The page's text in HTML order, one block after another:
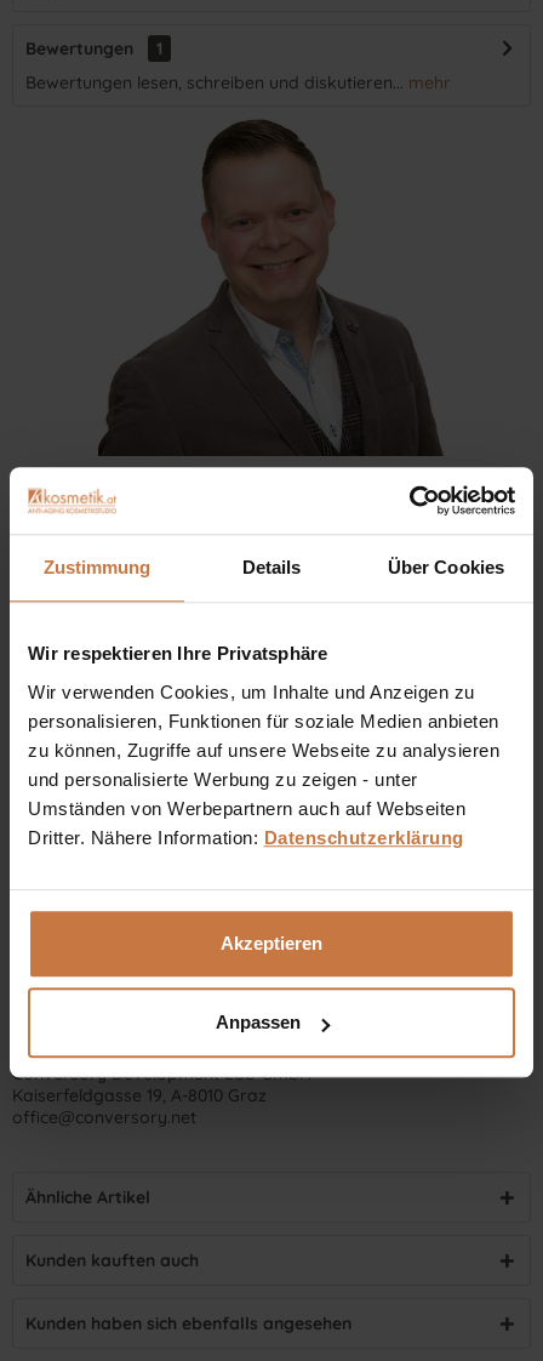
Zustimmung Details Über Cookies
Wir respektieren Ihre Privatsphäre
Wir verwenden Cookies, um Inhalte und Anzeigen zu
personalisieren, Funktionen für soziale Medien anbieten
zu können, Zugriffe auf unsere Webseite zu analysieren
und personalisierte Werbung zu zeigen - unter
Umständen von Werbepartnern auch auf Webseiten
Dritter. Nähere Information: Datenschutzerklärung
Akzeptieren
Anpassen
Bewertungen
1
Bewertungen lesen, schreiben und diskutieren... mehr
Sie haben eine Frage? Sie wünschen sich eine
Produktberatung oder wollen nur wissen, wie man das
kosmetische Produkt richtig anwendet?
+43 (0)699 17 310 310
Dennis Grischek, Inhaber Kosmetikstudio in Graz & kosmetik.at
Hersteller-Kontaktinformationen
Conversory Development Lab GmbH
Kaiserfeldgasse 19, A-8010 Graz
office@conversory.net
Ähnliche Artikel
Kunden kauften auch
Kunden haben sich ebenfalls angesehen